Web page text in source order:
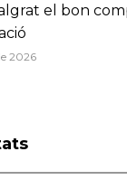
el bon
2026